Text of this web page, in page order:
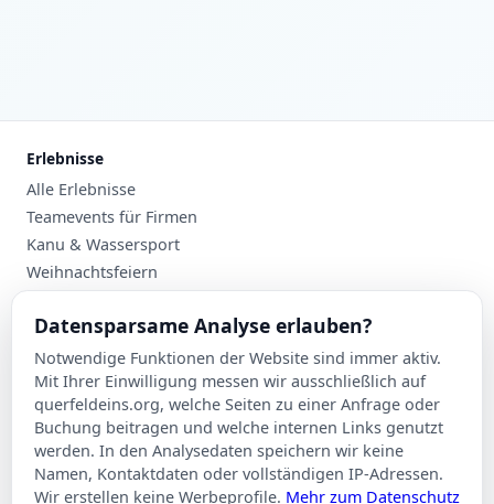
Erlebnisse
Alle Erlebnisse
Teamevents für Firmen
Kanu & Wassersport
Weihnachtsfeiern
Planung
Events nach Stadt
Suche
Kontakt
Über Querfeldeins
Rechtliches
Datensparsame Analyse erlauben?
Notwendige Funktionen der Website sind immer aktiv.
Mit Ihrer Einwilligung messen wir ausschließlich auf
querfeldeins.org, welche Seiten zu einer Anfrage oder
Buchung beitragen und welche internen Links genutzt
werden. In den Analysedaten speichern wir keine
Namen, Kontaktdaten oder vollständigen IP-Adressen.
Wir erstellen keine Werbeprofile. Mehr zum Datenschutz